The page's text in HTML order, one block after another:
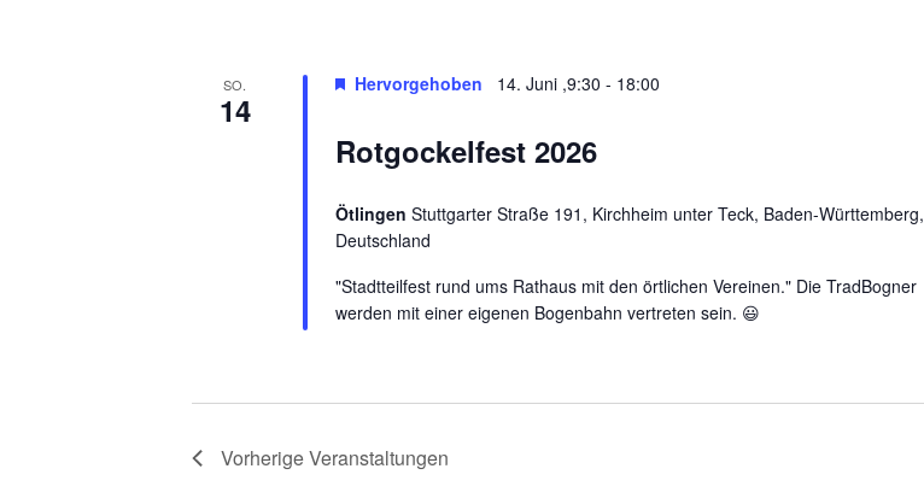
SO.
14
Rotgockelfest 2026
Hervorgehoben 14. Juni ,9:30 - 18:00
ÖtlingenStuttgarter Straße 191, Kirchheim unter Teck, Baden-Württemberg,
Deutschland
"Stadtteilfest rund ums Rathaus mit den örtlichen Vereinen." Die TradBogner
werden mit einer eigenen Bogenbahn vertreten sein. 😃
VorherigeVeranstaltungen